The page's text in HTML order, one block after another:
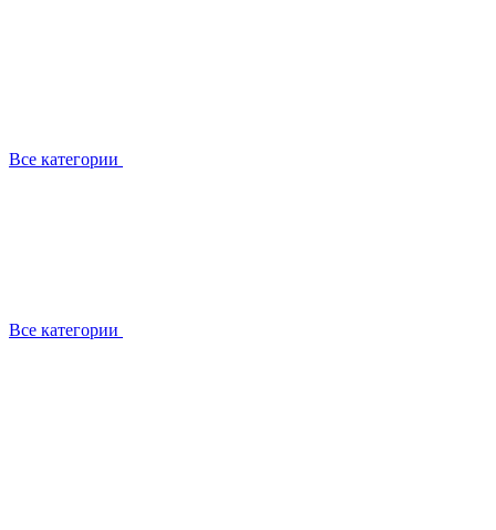
Все категории
Все категории